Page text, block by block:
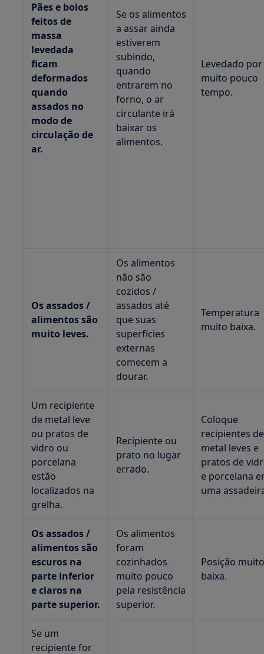
Pães e bolos
feitos de
massa
levedada
ficam
deformados
quando
assados no
modo de
circulação de
ar.
Se os alimentos
a assar ainda
estiverem
subindo,
quando
entrarem no
forno, o ar
circulante irá
baixar os
alimentos.
Levedado por
muito pouco
tempo.
Os assados /
alimentos são
muito leves.
Os alimentos
não são
cozidos /
assados até
que suas
superfícies
externas
comecem a
dourar.
Temperatura
muito baixa.
Um recipiente
de metal leve
ou pratos de
vidro ou
porcelana
estão
localizados na
grelha.
Recipiente ou
prato no lugar
errado.
Coloque
recipientes de
metal leves e
pratos de
e porcelana
uma
Os assados /
alimentos são
escuros na
parte inferior
e claros na
parte superior.
Os alimentos
foram
cozinhados
muito pouco
pela resistência
superior.
Posição
baixa.
Se um
recipiente for